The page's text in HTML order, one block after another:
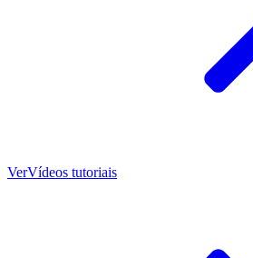
VerVídeos tutoriais